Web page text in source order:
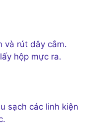
và rút dây cắm.
hộp mực ra.
sạch các linh kiện